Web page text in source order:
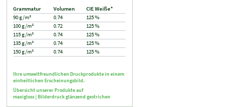
Grammatur Volumen
CIE Weiße*
90 g/m²
0.74
125 %
100 g/m²
0.72
125 %
115 g/m²
0.74
125 %
135 g/m²
0.74
125 %
150 g/m²
0.74 125 %
Ihre umweltfreundlichen Druckprodukte in einem
einheitlichen Erscheinungsbild.
Übersicht unserer Produkte auf
maxigloss | Bilderdruck glänzend gestrichen